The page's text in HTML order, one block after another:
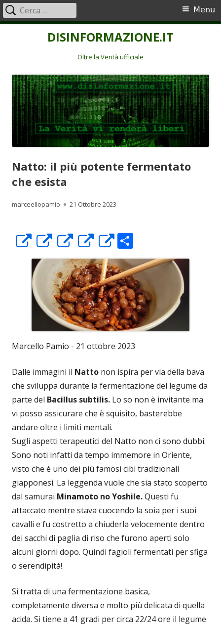
DISINFORMAZIONE.IT
Oltre la Verità ufficiale
Menu
principale
Menu
Ricerca
per:
Natto: il più potente fermentato
che esista
Autore
marceellopamio Pubblicato
21 Ottobre 2023
Apre
in
una
nuova
finestra
Apre
in
una
nuova
finestra
Apre
in
una
nuova
finestra
Apre
in
una
nuova
finestra
Apre
in
una
nuova
finestra
o
n
di
vi
di
Marcello Pamio - 21 ottobre 2023
Dalle immagini il Natto non ispira per via della bava
che sviluppa durante la fermentazione del legume da
parte del Bacillus subtilis. Lo so non è invitante ma
vi posso assicurare che è squisito, basterebbe
andare oltre i limiti mentali.
Sugli aspetti terapeutici del Natto non ci sono dubbi.
Sono noti infatti da tempo immemore in Oriente,
visto che è uno dei più famosi cibi tradizionali
giapponesi. La leggenda vuole che sia stato scoperto
dal samurai Minamoto no Yoshile.Questi fu
attaccato mentre stava cuocendo la soia per i suoi
cavalli e fu costretto a chiuderla velocemente dentro
dei sacchi di paglia di riso che furono aperti solo
alcuni giorni dopo. Quindi fagioli fermentati per sfiga
o serendipità!
Si tratta di una fermentazione basica,
completamente diversa e molto più delicata di quella
acida. Si tiene a 41 gradi per circa 22/24 ore il legume